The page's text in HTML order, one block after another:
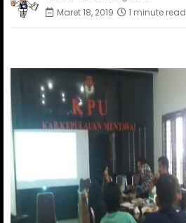
Maret 18, 2019
1 minute read